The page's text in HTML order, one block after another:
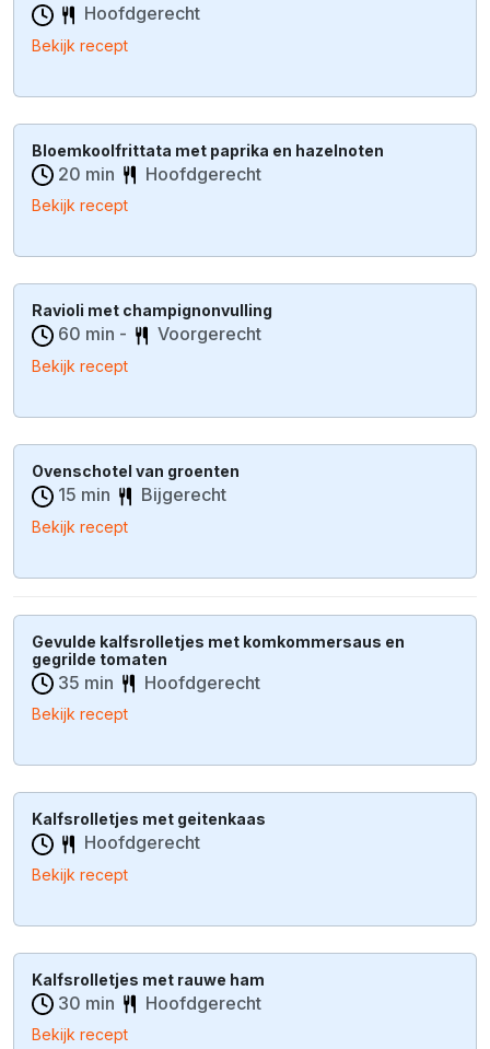
Hoofdgerecht
Bekijk recept
Bloemkoolfrittata met paprika en hazelnoten
20 min Hoofdgerecht
Bekijk recept
Ravioli met champignonvulling
60 min - Voorgerecht
Bekijk recept
Ovenschotel van groenten
15 min Bijgerecht
Bekijk recept
Gevulde kalfsrolletjes met komkommersaus en
gegrilde tomaten
35 min Hoofdgerecht
Bekijk recept
Kalfsrolletjes met geitenkaas
Hoofdgerecht
Bekijk recept
Kalfsrolletjes met rauwe ham
30 min Hoofdgerecht
Bekijk recept